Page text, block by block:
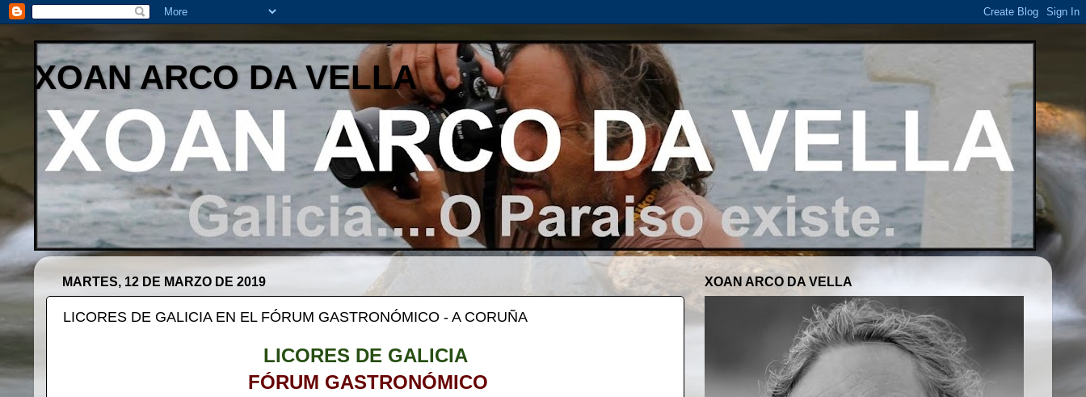
XOAN ARCO DA VELLA
MARTES, 12 DE MARZO DE 2019
LICORES DE GALICIA EN EL FÓRUM GASTRONÓMICO - A CORUÑA
LICORES DE GALICIA
FÓRUM GASTRONÓMICO
XOAN ARCO DA VELLA